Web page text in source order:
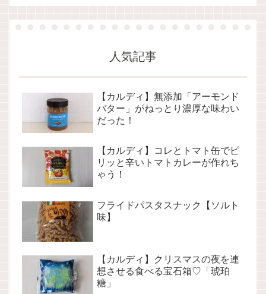
人気記事
【カルディ】無添加「アーモンド
バター」がねっとり濃厚な味わい
だった！
【カルディ】コレとトマト缶でピ
リッと辛いトマトカレーが作れち
ゃう！
フライドパスタスナック【ソルト
味】
【カルディ】クリスマスの夜を連
想させる食べる宝石箱♡「琥珀
糖」